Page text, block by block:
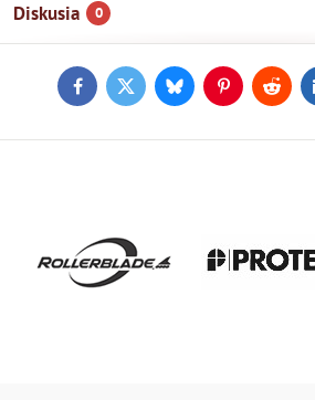
Diskusia 0
FacebookTwitterBlueskyPinterestReddit